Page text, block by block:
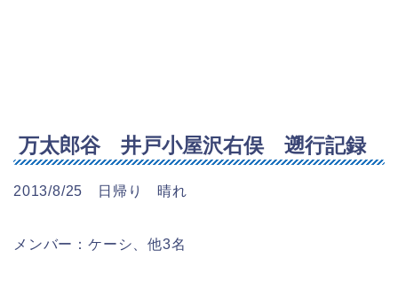
万太郎谷 井戸小屋沢右俣 遡行記録
2013/8/25 日帰り 晴れ
メンバー：ケーシ、他3名